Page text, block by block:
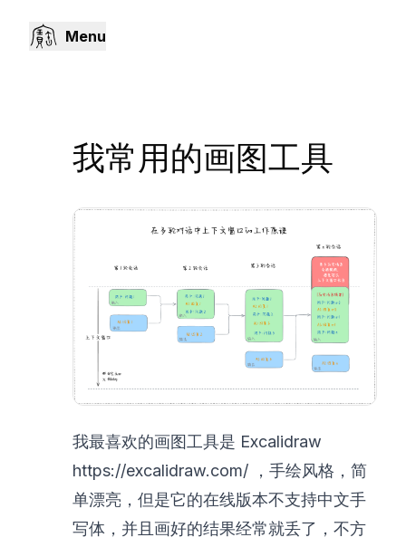
Menu
我常用的画图工具
我最喜欢的画图工具是 Excalidraw
https://excalidraw.com/ ，手绘风格，简
单漂亮，但是它的在线版本不支持中文手
写体，并且画好的结果经常就丢了，不方